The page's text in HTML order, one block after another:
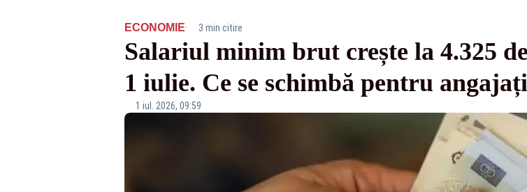
ECONOMIE· 3 min citire
Salariul minim brut crește la 4.325
1 iulie. Ce se schimbă pentru
1 iul. 2026, 09:59